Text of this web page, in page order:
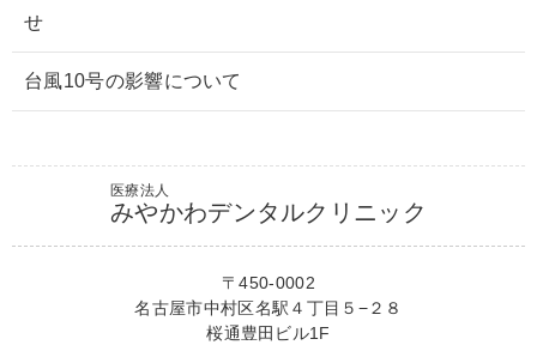
せ
台風10号の影響について
医療法人
みやかわデンタルクリニック
〒450-0002
名古屋市中村区名駅４丁目５−２８
桜通豊田ビル1F